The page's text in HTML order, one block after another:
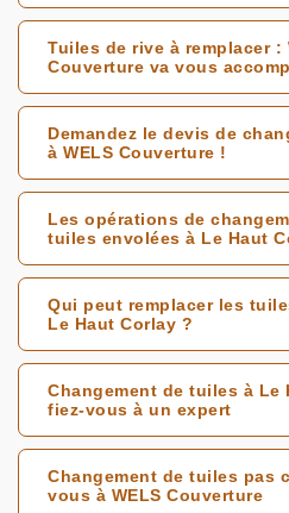
Tuiles de rive à remplacer :
Couverture va vous
Demandez le devis de
à WELS Couverture !
Les opérations de
tuiles envolées à Le Haut
Qui peut remplacer les
Le Haut Corlay ?
Changement de tuiles à Le
fiez-vous à un expert
Changement de tuiles pas
vous à WELS Couverture